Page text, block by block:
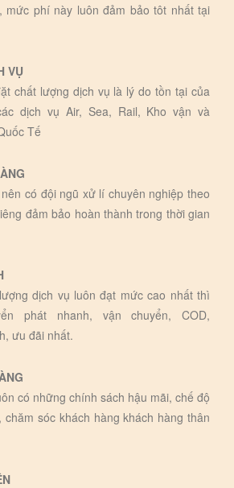
mức phí này luôn đảm bảo tôt nhất tại
VỤ
chất lượng dịch vụ là lý do tồn tại của
dịch vụ Air, Sea, Rail, Kho vận và
Tế
có đội ngũ xử lí chuyên nghiệp theo
đảm bảo hoàn thành trong thời gian
dịch vụ luôn đạt mức cao nhất thì
phát nhanh, vận chuyển, COD,
ưu đãi nhất.
có những chính sách hậu mãi, chế độ
sóc khách hàng khách hàng thân